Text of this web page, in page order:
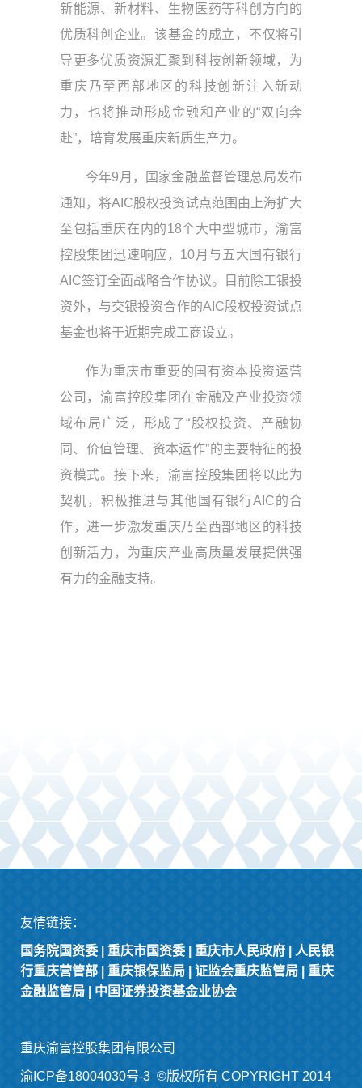
新能源、新材料、生物医药等科创方向的
优质科创企业。该基金的成立，不仅将引
导更多优质资源汇聚到科技创新领域，为
重庆乃至西部地区的科技创新注入新动
力，也将推动形成金融和产业的“双向奔
赴”，培育发展重庆新质生产力。
今年9月，国家金融监督管理总局发布
通知，将AIC股权投资试点范围由上海扩大
至包括重庆在内的18个大中型城市，渝富
控股集团迅速响应，10月与五大国有银行
AIC签订全面战略合作协议。目前除工银投
资外，与交银投资合作的AIC股权投资试点
基金也将于近期完成工商设立。
作为重庆市重要的国有资本投资运营
公司，渝富控股集团在金融及产业投资领
域布局广泛，形成了“股权投资、产融协
同、价值管理、资本运作”的主要特征的投
资模式。接下来，渝富控股集团将以此为
契机，积极推进与其他国有银行AIC的合
作，进一步激发重庆乃至西部地区的科技
创新活力，为重庆产业高质量发展提供强
有力的金融支持。
友情链接：
国务院国资委| 重庆市国资委| 重庆市人民政府
人民银
行重庆营管部
重庆银保监局 证监会重庆监管局
重庆
金融监管局
中国证券投资基金业协会
重庆渝富控股集团有限公司
渝ICP备18004030号-3 ©版权所有 COPYRIGHT 2014